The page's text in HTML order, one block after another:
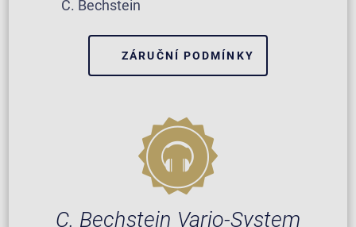
C. Bechstein
ZÁRUČNÍ PODMÍNKY
C. Bechstein Vario-System